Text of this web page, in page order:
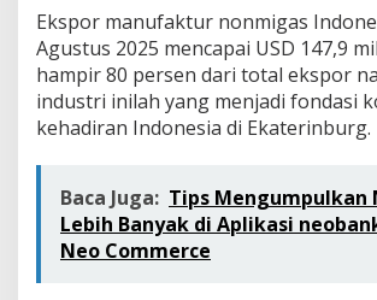
Ekspor manufaktur nonmigas
Agustus 2025 mencapai USD 147,9
hampir 80 persen dari total ekspor
industri inilah yang menjadi fondasi
kehadiran Indonesia di Ekaterinburg.
Baca Juga: Tips Mengumpulkan
Lebih Banyak di Aplikasi
Neo Commerce